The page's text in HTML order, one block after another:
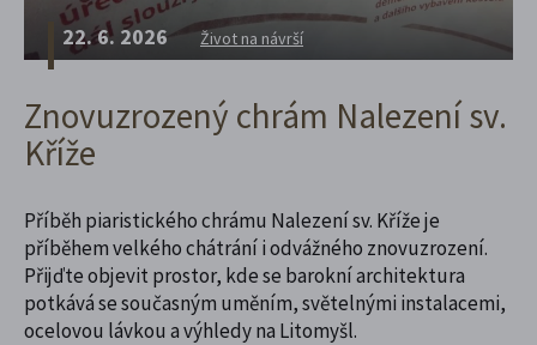
22. 6. 2026 Život na návrší
Znovuzrozený chrám Nalezení sv.
Kříže
Příběh piaristického chrámu Nalezení sv. Kříže je
příběhem velkého chátrání i odvážného znovuzrození.
Přijďte objevit prostor, kde se barokní architektura
potkává se současným uměním, světelnými instalacemi,
ocelovou lávkou a výhledy na Litomyšl.